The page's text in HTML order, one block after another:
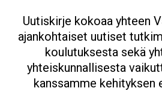
Uutiskirje kokoaa yhteen
ajankohtaiset uutiset
koulutuksesta sekä
yhteiskunnallisesta
kanssamme kehityksen